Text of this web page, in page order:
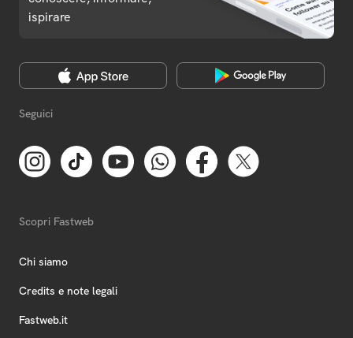
ispirare
Seguici
Scopri Fastweb
Chi siamo
Credits e note legali
Fastweb.it